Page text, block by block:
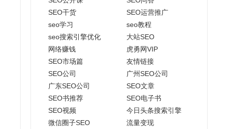
SEO干货
SEO运营推广
seo学习
seo教程
seo搜索引擎优化
大站SEO
网络赚钱
虎勇网VIP
SEO市场篇
友情链接
SEO公司
广州SEO公司
广东SEO公司
SEO文章
SEO书推荐
SEO电子书
SEO视频
今日头条搜索引擎
微信圈子SEO
流量变现